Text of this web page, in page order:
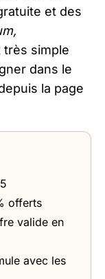
et des
très simple
dans le
la page
offerts
valide en
avec les